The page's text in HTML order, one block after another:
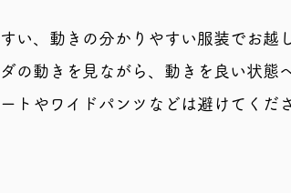
い、動きの分かりやすい服装でお越
動きを見ながら、動きを良い状態
トやワイドパンツなどは避けてくだ